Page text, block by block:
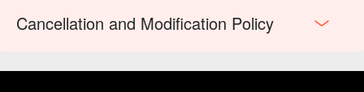
Cancellation and Modification Policy